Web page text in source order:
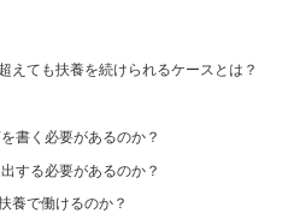
えても扶養を続けられるケースとは？
書く必要があるのか？
する必要があるのか？
養で働けるのか？